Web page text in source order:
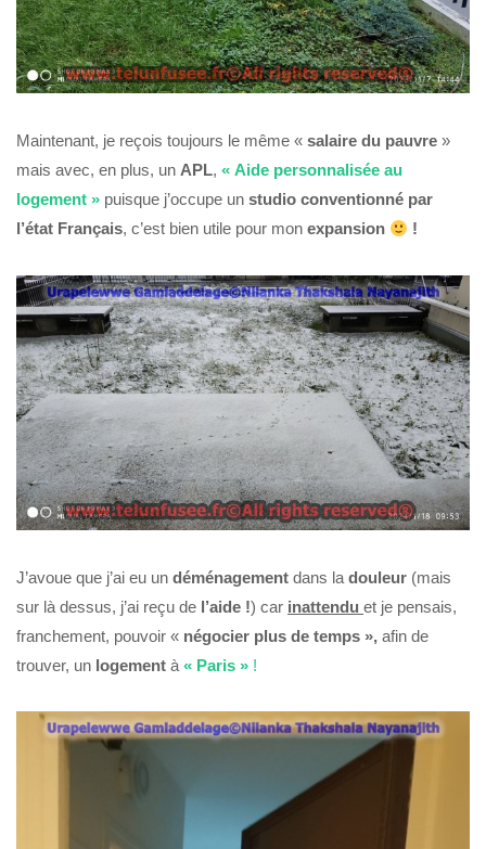
Maintenant, je reçois toujours le même « salaire du pauvre »
mais avec, en plus, un APL, « Aide personnalisée au
logement » puisque j’occupe un studio conventionné par
l’état Français, c’est bien utile pour mon expansion !
J’avoue que j’ai eu un déménagement dans la douleur (mais
sur là dessus, j’ai reçu de l’aide !) car inattendu et je pensais,
franchement, pouvoir « négocier plus de temps », afin de
trouver, un logement à « Paris » !